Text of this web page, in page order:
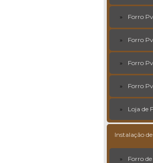
Forro
Forro
Forro
Forro
Loja de
Instalação
Forro